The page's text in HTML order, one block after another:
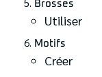
Brosses
Utiliser
Motifs
Créer